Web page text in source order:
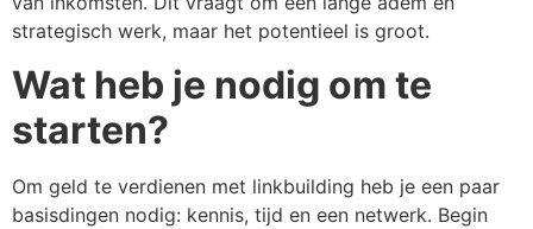
strategisch werk, maar het potentieel is groot.
Wat heb je nodig om te
starten?
Om geld te verdienen met linkbuilding heb je een paar
basisdingen nodig: kennis, tijd en een netwerk. Begin